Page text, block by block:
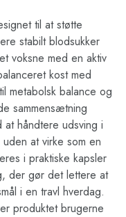
til at støtte
stabilt blodsukker
voksne med en aktiv
kost med
metabolsk balance og
sammensætning
håndtere udsving i
at virke som en
i praktiske kapsler
der gør det lettere at
i en travl hverdag.
produktet brugerne